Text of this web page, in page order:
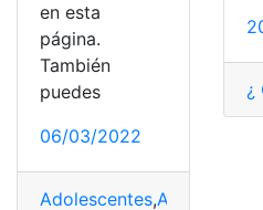
en esta
página.
También
puedes
06/03/2022
Adolescentes,Adultos
¿